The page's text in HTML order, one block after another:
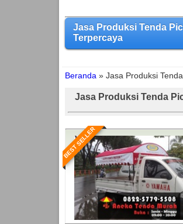
Jasa Produksi Tenda
Terpercaya
Beranda » Jasa Produksi
Jasa Produksi Tenda
BEST SELLER